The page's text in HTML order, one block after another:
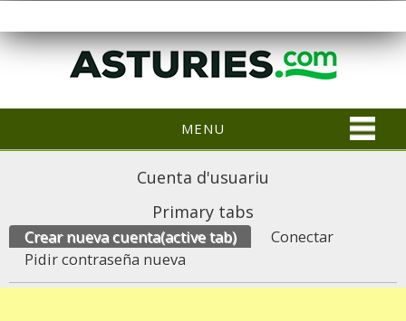
MENU
Cuenta d'usuariu
Primary tabs
Crear nueva cuenta(active tab)
Conectar
Pidir contraseña nueva